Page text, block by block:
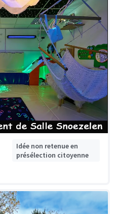
Idée non retenue en
présélection citoyenne